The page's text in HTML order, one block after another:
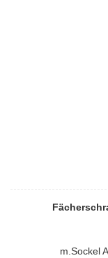
m.Sockel